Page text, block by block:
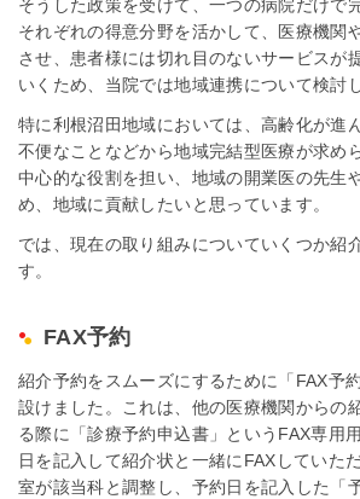
そうした政策を受けて、一つの病院だけで
それぞれの得意分野を活かして、医療機関
させ、患者様には切れ目のないサービスが
いくため、当院では地域連携について検討
特に利根沼田地域においては、高齢化が進
不便なことなどから地域完結型医療が求め
中心的な役割を担い、地域の開業医の先生
め、地域に貢献したいと思っています。
では、現在の取り組みについていくつか紹
す。
FAX予約
紹介予約をスムーズにするために「FAX予
設けました。これは、他の医療機関からの
る際に「診療予約申込書」というFAX専用
日を記入して紹介状と一緒にFAXしていた
室が該当科と調整し、予約日を記入した「